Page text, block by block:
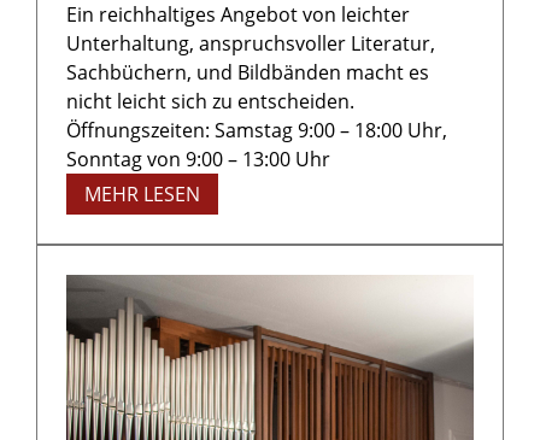
Ein reichhaltiges Angebot von leichter
Unterhaltung, anspruchsvoller Literatur,
Sachbüchern, und Bildbänden macht es
nicht leicht sich zu entscheiden.
Öffnungszeiten: Samstag 9:00 – 18:00 Uhr,
Sonntag von 9:00 – 13:00 Uhr
MEHR LESEN